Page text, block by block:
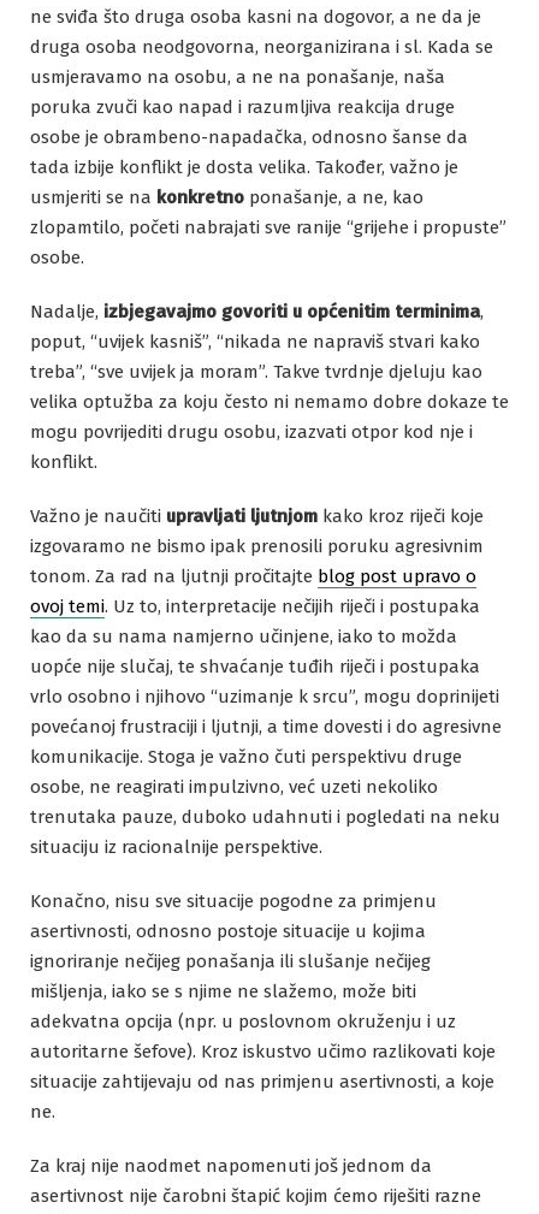
ne sviđa što druga osoba kasni na dogovor, a ne da je
druga osoba neodgovorna, neorganizirana i sl. Kada se
usmjeravamo na osobu, a ne na ponašanje, naša
poruka zvuči kao napad i razumljiva reakcija druge
osobe je obrambeno-napadačka, odnosno šanse da
tada izbije konflikt je dosta velika. Također, važno je
usmjeriti se na konkretno ponašanje, a ne, kao
zlopamtilo, početi nabrajati sve ranije “grijehe i propuste”
osobe.
Nadalje, izbjegavajmo govoriti u općenitim terminima,
poput, “uvijek kasniš”, “nikada ne napraviš stvari kako
treba”, “sve uvijek ja moram”. Takve tvrdnje djeluju kao
velika optužba za koju često ni nemamo dobre dokaze te
mogu povrijediti drugu osobu, izazvati otpor kod nje i
konflikt.
Važno je naučiti upravljati ljutnjom kako kroz riječi koje
izgovaramo ne bismo ipak prenosili poruku agresivnim
tonom. Za rad na ljutnji pročitajte blog post upravo o
ovoj temi. Uz to, interpretacije nečijih riječi i postupaka
kao da su nama namjerno učinjene, iako to možda
uopće nije slučaj, te shvaćanje tuđih riječi i postupaka
vrlo osobno i njihovo “uzimanje k srcu”, mogu doprinijeti
povećanoj frustraciji i ljutnji, a time dovesti i do agresivne
komunikacije. Stoga je važno čuti perspektivu druge
osobe, ne reagirati impulzivno, već uzeti nekoliko
trenutaka pauze, duboko udahnuti i pogledati na neku
situaciju iz racionalnije perspektive.
Konačno, nisu sve situacije pogodne za primjenu
asertivnosti, odnosno postoje situacije u kojima
ignoriranje nečijeg ponašanja ili slušanje nečijeg
mišljenja, iako se s njime ne slažemo, može biti
adekvatna opcija (npr. u poslovnom okruženju i uz
autoritarne šefove). Kroz iskustvo učimo razlikovati koje
situacije zahtijevaju od nas primjenu asertivnosti, a koje
ne.
Za kraj nije naodmet napomenuti još jednom da
asertivnost nije čarobni štapić kojim ćemo riješiti razne